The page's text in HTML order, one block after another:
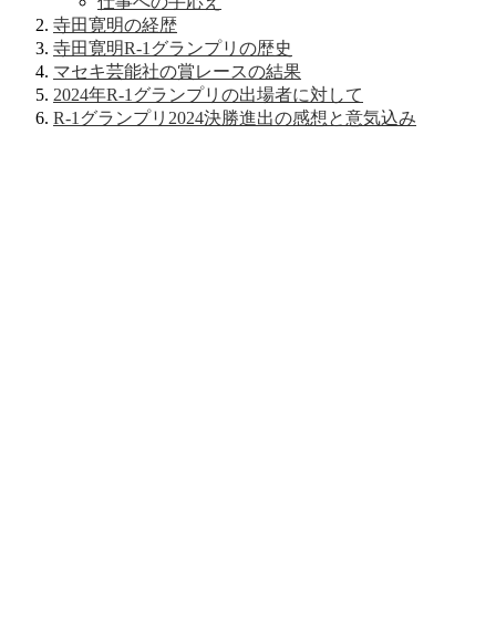
寺田寛明の経歴
寺田寛明R-1グランプリの歴史
マセキ芸能社の賞レースの結果
2024年R-1グランプリの出場者に対して
R-1グランプリ2024決勝進出の感想と意気込み